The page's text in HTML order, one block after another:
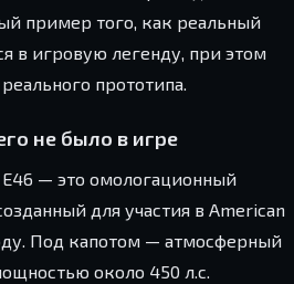
пример того, как реальный
в игровую легенду, при этом
прототипа.
не было в игре
— это омологационный
для участия в American
Под капотом — атмосферный
около 450 л.с.